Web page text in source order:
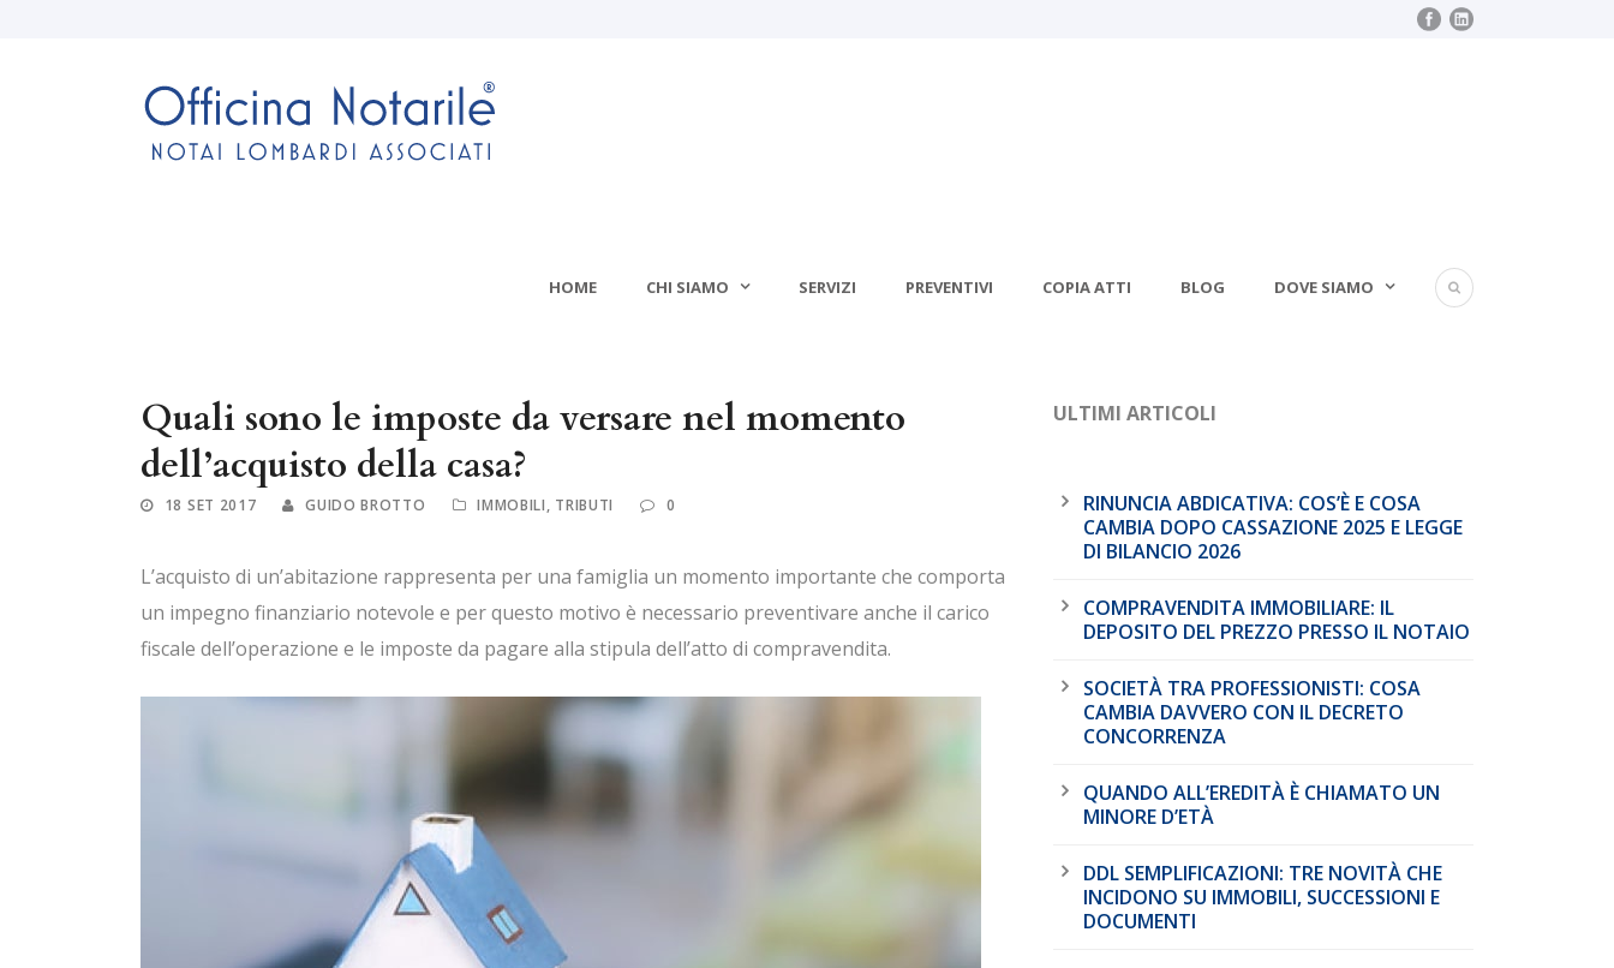
HOME CHI SIAMO SERVIZI PREVENTIVI COPIA ATTI BLOG DOVE SIAMO
Quali sono le imposte da versare nel momento
dell’acquisto della casa?
18 SET 2017 GUIDO BROTTO IMMOBILI, TRIBUTI 0
L’acquisto di un’abitazione rappresenta per una famiglia un momento importante che comporta
un impegno finanziario notevole e per questo motivo è necessario preventivare anche il carico
fiscale dell’operazione e le imposte da pagare alla stipula dell’atto di compravendita.
ULTIMI ARTICOLI
RINUNCIA ABDICATIVA: COS’È E COSA
CAMBIA DOPO CASSAZIONE 2025 E LEGGE
DI BILANCIO 2026
COMPRAVENDITA IMMOBILIARE: IL
DEPOSITO DEL PREZZO PRESSO IL NOTAIO
SOCIETÀ TRA PROFESSIONISTI: COSA
CAMBIA DAVVERO CON IL DECRETO
CONCORRENZA
QUANDO ALL’EREDITÀ È CHIAMATO UN
MINORE D’ETÀ
DDL SEMPLIFICAZIONI: TRE NOVITÀ CHE
INCIDONO SU IMMOBILI, SUCCESSIONI E
DOCUMENTI